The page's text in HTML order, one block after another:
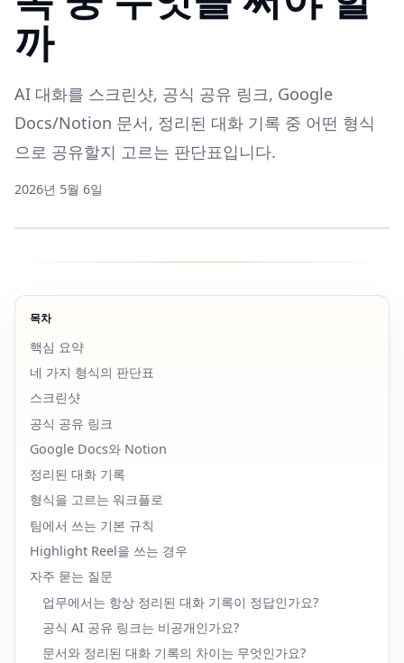
사용 사례
확장 프로그램
까
AI 대화를 스크린샷, 공식 공유 링크, Google
Docs/Notion 문서, 정리된 대화 기록 중 어떤 형식
으로 공유할지 고르는 판단표입니다.
2026년 5월 6일
목차
핵심 요약
네 가지 형식의 판단표
스크린샷
공식 공유 링크
Google Docs와 Notion
정리된 대화 기록
형식을 고르는 워크플로
팀에서 쓰는 기본 규칙
Highlight Reel을 쓰는 경우
자주 묻는 질문
업무에서는 항상 정리된 대화 기록이 정답인가요?
공식 AI 공유 링크는 비공개인가요?
문서와 정리된 대화 기록의 차이는 무엇인가요?